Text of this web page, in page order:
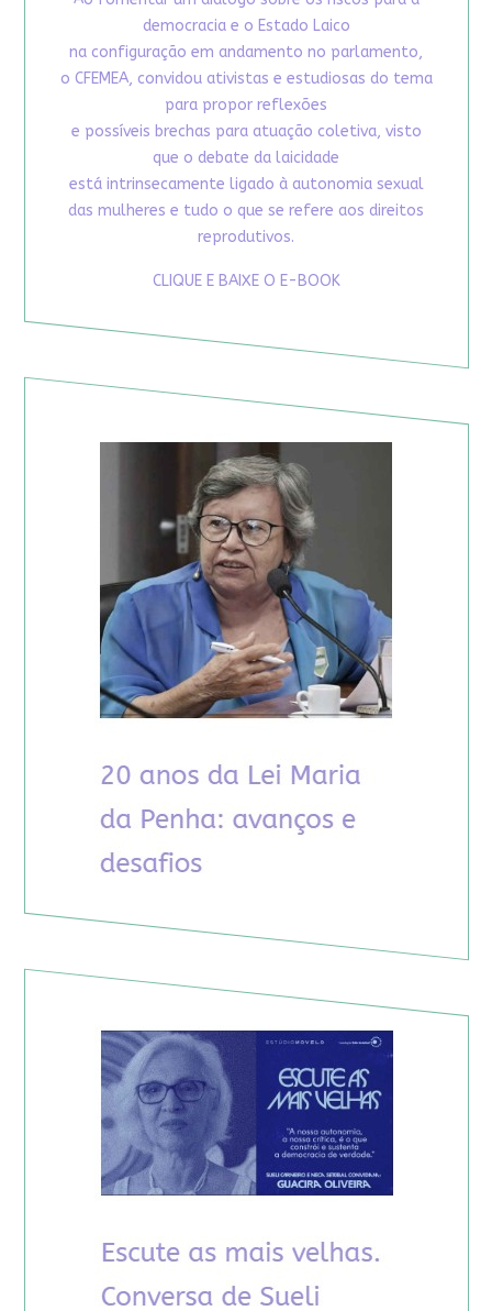
democracia e o Estado Laico
na configuração em andamento no parlamento,
o CFEMEA, convidou ativistas e estudiosas do tema
para propor reflexões
e possíveis brechas para atuação coletiva, visto
que o debate da laicidade
está intrinsecamente ligado à autonomia sexual
das mulheres e tudo o que se refere aos direitos
reprodutivos.
CLIQUE E BAIXE O E-BOOK